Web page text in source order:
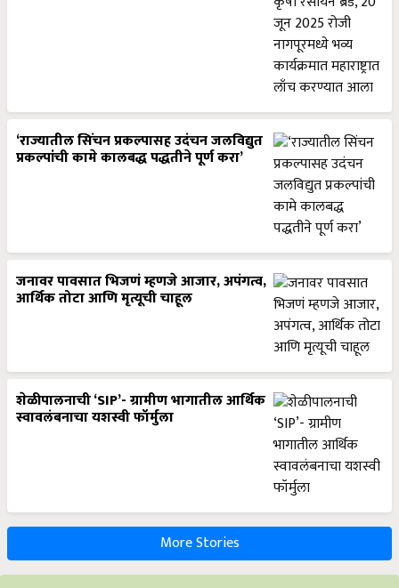
‘राज्यातील सिंचन प्रकल्पासह उदंचन जलविद्युत
प्रकल्पांची कामे कालबद्ध पद्धतीने पूर्ण करा’
जनावर पावसात भिजणं म्हणजे आजार, अपंगत्व,
आर्थिक तोटा आणि मृत्यूची चाहूल
शेळीपालनाची ‘SIP’- ग्रामीण भागातील आर्थिक
स्वावलंबनाचा यशस्वी फॉर्मुला
More Stories